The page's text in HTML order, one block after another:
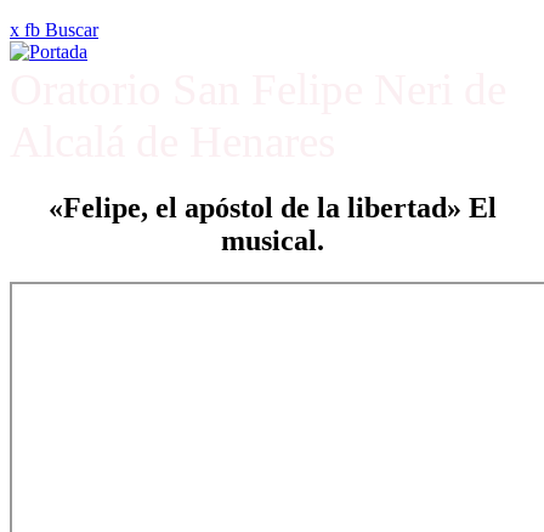
x fb Buscar
«Felipe, el apóstol de la libertad» El
musical.